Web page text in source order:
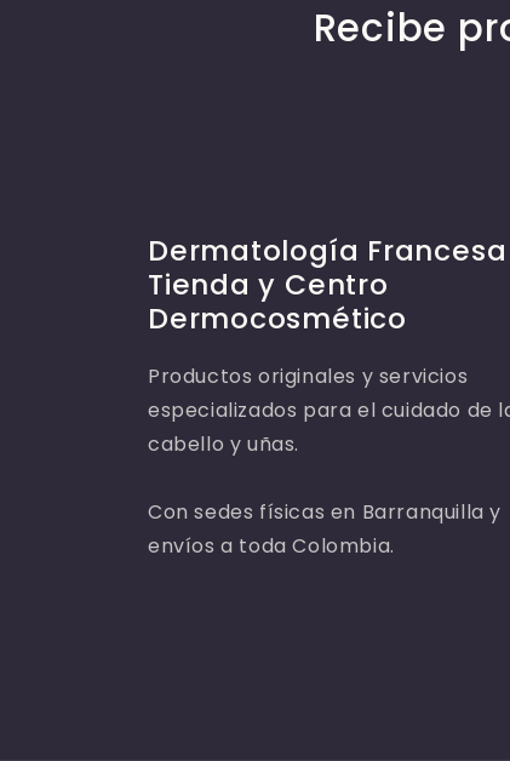
Recibe
Dermatología
Tienda y Centro
Dermocosmético
Productos originales y servicios
especializados para el cuidado de
cabello y uñas.
Con sedes físicas en Barranquilla y
envíos a toda Colombia.